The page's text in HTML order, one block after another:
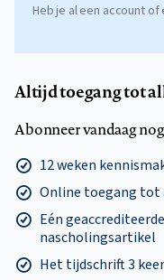
Heb je al een account of
Altijd toegang tot
Abonneer vandaag
12 weken
Online toegang
Eén
nascholingsartikel
Het tijdschrift 3